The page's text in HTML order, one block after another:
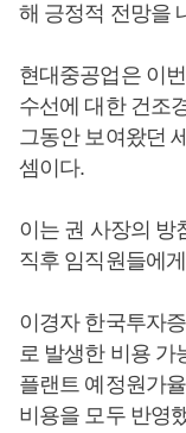
해 긍정적 전망을
현대중공업은 이
수선에 대한 건조
그동안 보여왔던
셈이다.
이는 권 사장의 방
직후 임직원들에
이경자 한국투자
로 발생한 비용 가
플랜트 예정원가
비용을 모두 반영